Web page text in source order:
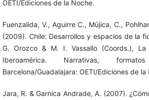
OETI/Ediciones de la Noche.
Fuenzalida, V., Aguirre C., Mújica, C.,
(2009). Chile: Desarrollos y espacios de la
G. Orozco & M. I. Vassallo (Coords.),
Iberoamérica. Narrativas,
Barcelona/Guadalajara: OETI/Ediciones de la
Jara, R. & Garnica Andrade, A. (2007).